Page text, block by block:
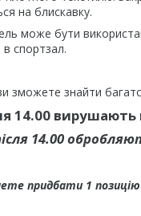
на блискавку.
може бути
спортзал.
зможете знайти
14.00
14.00
придбати 1